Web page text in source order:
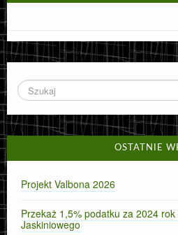
OSTATNIE
Projekt Valbona 2026
Przekaż 1,5% podatku za 2024
Jaskiniowego